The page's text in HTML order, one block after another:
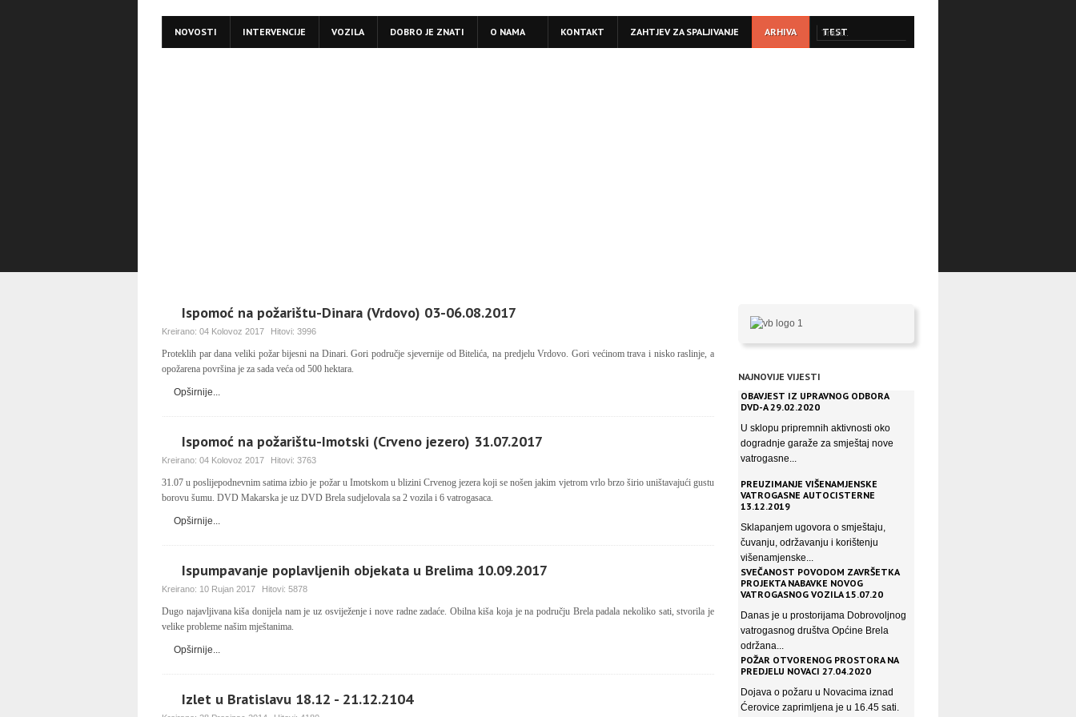
NOVOSTI INTERVENCIJE VOZILA DOBRO JE ZNATI O NAMA KONTAKT ZAHTJEV ZA SPALJIVANJE ARHIVA TEST
Ispomoć na požarištu-Dinara (Vrdovo) 03-06.08.2017
Kreirano: 04 Kolovoz 2017 Hitovi: 3996
Proteklih par dana veliki požar bijesni na Dinari. Gori područje sjevernije od Bitelića, na predjelu Vrdovo. Gori većinom trava i nisko raslinje, a
opožarena površina je za sada veća od 500 hektara.
Opširnije...
Ispomoć na požarištu-Imotski (Crveno jezero) 31.07.2017
Kreirano: 04 Kolovoz 2017 Hitovi: 3763
31.07 u poslijepodnevnim satima izbio je požar u Imotskom u blizini Crvenog jezera koji se nošen jakim vjetrom vrlo brzo širio uništavajući gustu
borovu šumu. DVD Makarska je uz DVD Brela sudjelovala sa 2 vozila i 6 vatrogasaca.
Opširnije...
Ispumpavanje poplavljenih objekata u Brelima 10.09.2017
Kreirano: 10 Rujan 2017 Hitovi: 5878
Dugo najavljivana kiša donijela nam je uz osviježenje i nove radne zadaće. Obilna kiša koja je na području Brela padala nekoliko sati, stvorila je
velike probleme našim mještanima.
Opširnije...
Izlet u Bratislavu 18.12 - 21.12.2104
NAJNOVIJE VIJESTI
OBAVJEST IZ UPRAVNOG ODBORA
DVD-A 29.02.2020
U sklopu pripremnih aktivnosti oko
dogradnje garaže za smještaj nove
vatrogasne...
PREUZIMANJE VIŠENAMJENSKE
VATROGASNE AUTOCISTERNE
13.12.2019
Sklapanjem ugovora o smještaju,
čuvanju, održavanju i korištenju
višenamjenske...
SVEČANOST POVODOM ZAVRŠETKA
PROJEKTA NABAVKE NOVOG
VATROGASNOG VOZILA 15.07.20
Danas je u prostorijama Dobrovoljnog
vatrogasnog društva Općine Brela
održana...
POŽAR OTVORENOG PROSTORA NA
PREDJELU NOVACI 27.04.2020
Dojava o požaru u Novacima iznad
Ćerovice zaprimljena je u 16.45 sati.